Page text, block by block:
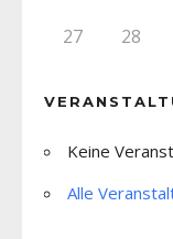
27 28
Keine
Alle